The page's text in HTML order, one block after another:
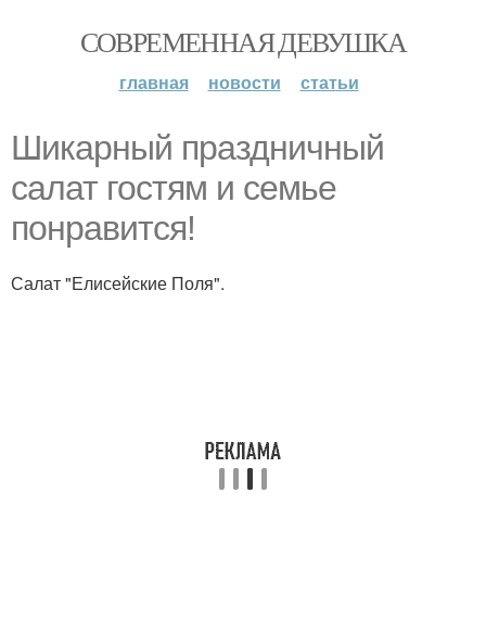
СОВРЕМЕННАЯ ДЕВУШКА
главная новости статьи
Шикарный праздничный
салат гостям и семье
понравится!
Салат "Елисейские Поля".